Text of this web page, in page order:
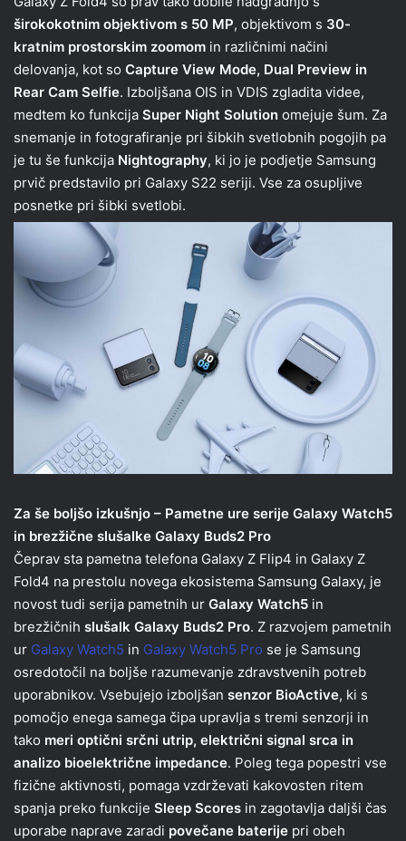
širokokotnim objektivom s 50 MP, objektivom s 30-
kratnim prostorskim zoomom in različnimi načini
delovanja, kot so Capture View Mode, Dual Preview in
Rear Cam Selfie. Izboljšana OIS in VDIS zgladita videe,
medtem ko funkcija Super Night Solution omejuje šum. Za
snemanje in fotografiranje pri šibkih svetlobnih pogojih pa
je tu še funkcija Nightography, ki jo je podjetje Samsung
prvič predstavilo pri Galaxy S22 seriji. Vse za osupljive
posnetke pri šibki svetlobi.
Za še boljšo izkušnjo – Pametne ure serije Galaxy Watch5
in brezžične slušalke Galaxy Buds2 Pro
Čeprav sta pametna telefona Galaxy Z Flip4 in Galaxy Z
Fold4 na prestolu novega ekosistema Samsung Galaxy, je
novost tudi serija pametnih ur Galaxy Watch5 in
brezžičnih slušalk Galaxy Buds2 Pro. Z razvojem pametnih
ur Galaxy Watch5 in Galaxy Watch5 Pro se je Samsung
osredotočil na boljše razumevanje zdravstvenih potreb
uporabnikov. Vsebujejo izboljšan senzor BioActive, ki s
pomočjo enega samega čipa upravlja s tremi senzorji in
tako meri optični srčni utrip, električni signal srca in
analizo bioelektrične impedance. Poleg tega popestri vse
fizične aktivnosti, pomaga vzdrževati kakovosten ritem
spanja preko funkcije Sleep Scores in zagotavlja daljši čas
uporabe naprave zaradi povečane baterije pri obeh